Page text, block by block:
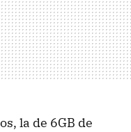
la de 6GB de